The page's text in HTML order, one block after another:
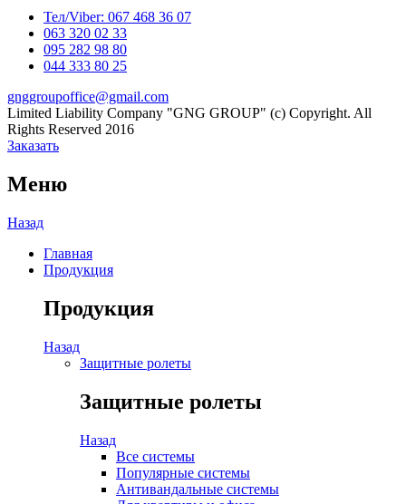
YouTube
Channel
Тел/Viber: 067 468 36 07
063 320 02 33
095 282 98 80
044 333 80 25
gnggroupoffice@gmail.com
Limited Liability Company "GNG GROUP" (c) Copyright. All
Rights Reserved 2016
Заказать
Меню
Назад
Главная
Продукция
Продукция
Назад
Защитные ролеты
Защитные ролеты
Назад
Все системы
Популярные системы
Антивандальные системы